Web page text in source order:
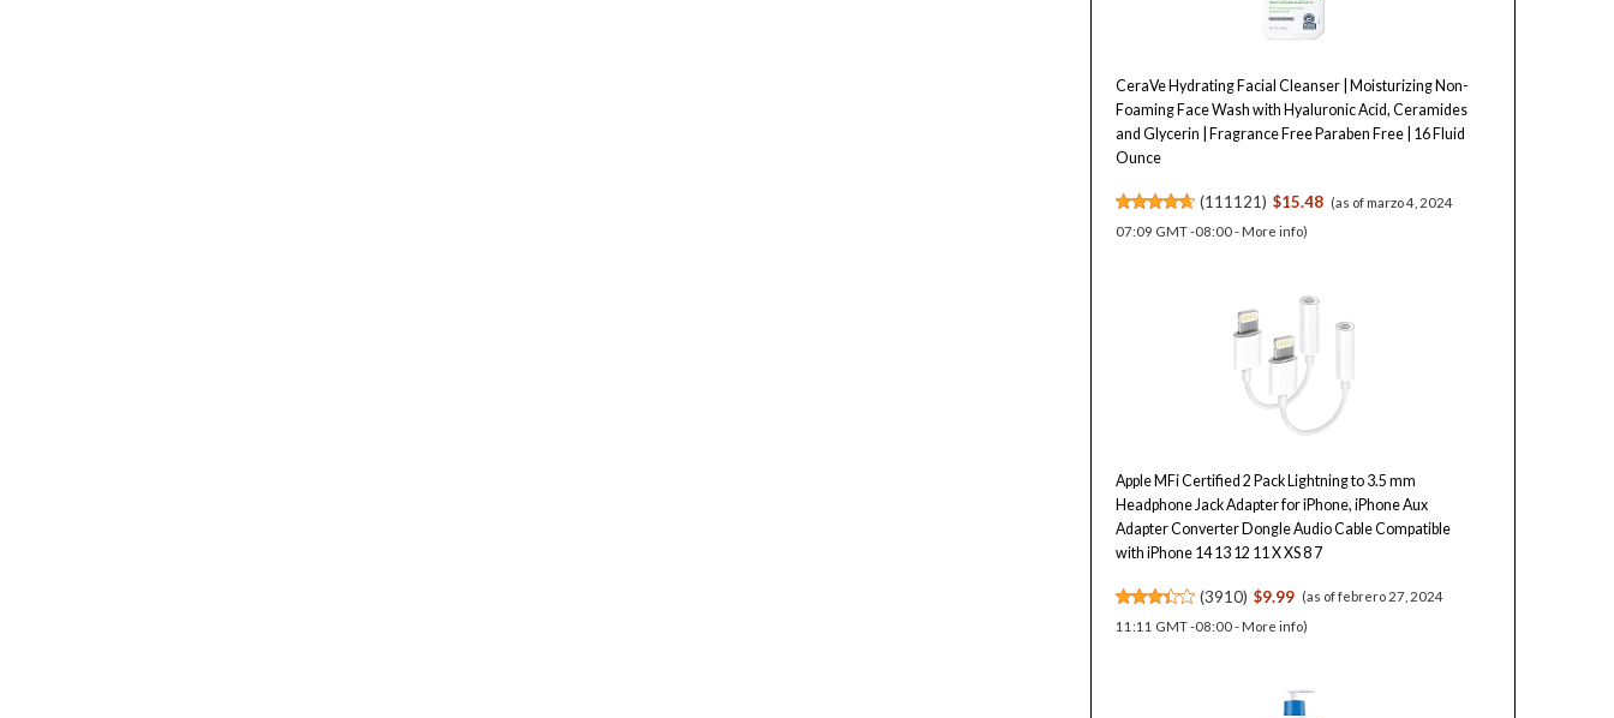
CeraVe Hydrating Facial Cleanser | Moisturizing Non-
Foaming Face Wash with Hyaluronic Acid, Ceramides
and Glycerin | Fragrance Free Paraben Free | 16 Fluid
Ounce
(111121) $15.48 (as of marzo 4, 2024
07:09 GMT -08:00 - More info)
Apple MFi Certified 2 Pack Lightning to 3.5 mm
Headphone Jack Adapter for iPhone, iPhone Aux
Adapter Converter Dongle Audio Cable Compatible
with iPhone 14 13 12 11 X XS 8 7
(3910) $9.99 (as of febrero 27, 2024
11:11 GMT -08:00 - More info)